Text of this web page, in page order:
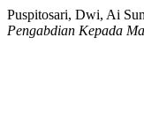
Puspitosari, Dwi, Ai
Pengabdian Kepada